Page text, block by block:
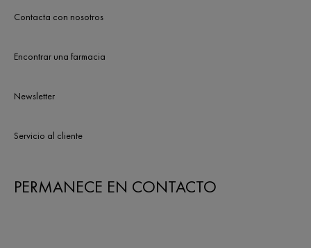
Contacta con nosotros
Encontrar una farmacia
Newsletter
Servicio al cliente
PERMANECE EN CONTACTO